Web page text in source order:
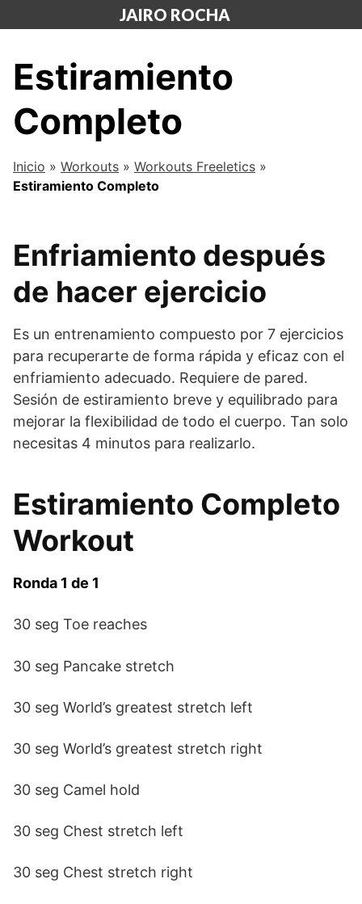
al
JAIRO ROCHA
Estiramiento
Completo
Inicio » Workouts » Workouts Freeletics »
Estiramiento Completo
Enfriamiento después
de hacer ejercicio
Es un entrenamiento compuesto por 7 ejercicios
para recuperarte de forma rápida y eficaz con el
enfriamiento adecuado. Requiere de pared.
Sesión de estiramiento breve y equilibrado para
mejorar la flexibilidad de todo el cuerpo. Tan solo
necesitas 4 minutos para realizarlo.
Estiramiento Completo
Workout
Ronda 1 de 1
30 seg Toe reaches
30 seg Pancake stretch
30 seg World’s greatest stretch left
30 seg World’s greatest stretch right
30 seg Camel hold
30 seg Chest stretch left
30 seg Chest stretch right